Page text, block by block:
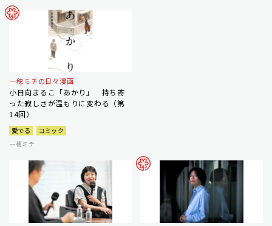
一穂ミチの日々漫画
小日向まるこ「あかり」 持ち寄
った寂しさが温もりに変わる（第
14回）
愛でる
コミック
一穂ミチ